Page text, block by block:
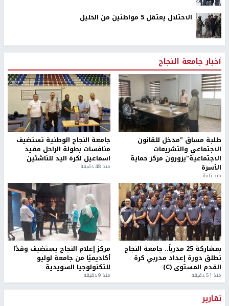
الاحتلال يعتقل 5 مواطنين من الخليل
أخبار جامعة النجاح
طلبة مساق "مدخل للقانون
الاجتماعي والتشريعات
الاجتماعية"يزورون مركز حماية
الأسرة
منذ ثانية
جامعة النجاح الوطنية تستضيف
منافسات بطولة الراحل مفيد
اسماعيل لكرة اليد للناشئين
منذ 48 دقيقة
بمشاركة 25 مدرباً.. جامعة النجاح
تطلق دورة إعداد مدربي كرة
القدم المستوى (C)
منذ 51 دقيقة
مركز إعلام النجاح يستضيف وفدًا
أكاديميًا من جامعة لوليو
للتكنولوجيا السويدية
منذ 9 دقيقة
تقارير